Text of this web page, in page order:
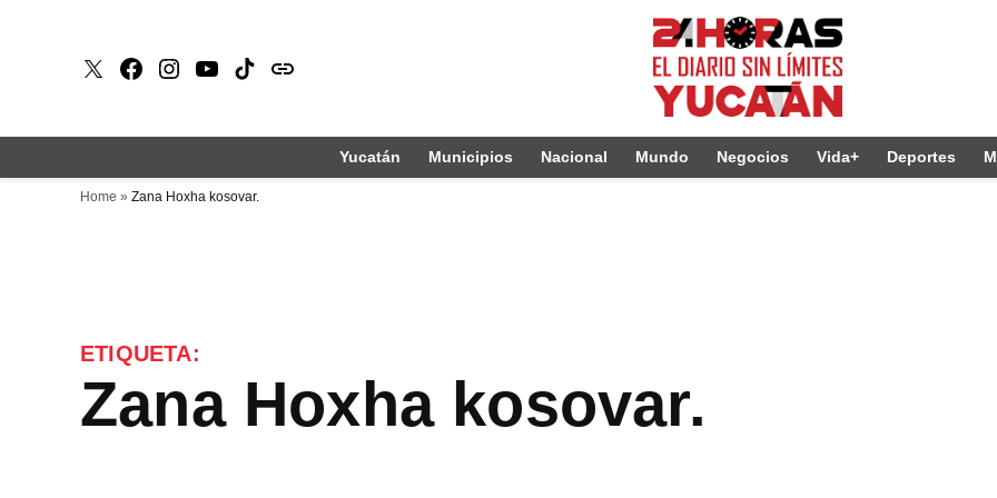
X Faceboook
Instagram
Youtube
Tiktokissuu
Yucatán Municipios Nacional Mundo Negocios Vida+ Deportes
Home » Zana Hoxha kosovar.
ETIQUETA:
Zana Hoxha kosovar.